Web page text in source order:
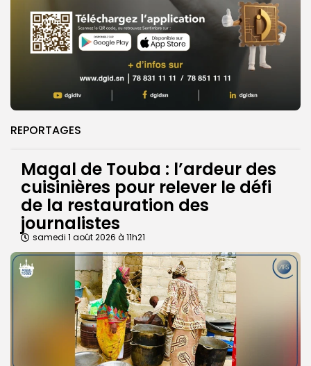
REPORTAGES
Magal de Touba : l’ardeur des
cuisinières pour relever le défi
de la restauration des
journalistes
samedi 1 août 2026 à 11h21